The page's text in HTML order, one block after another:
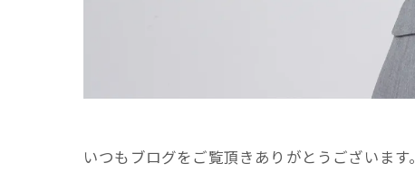
いつもブログをご覧頂きありがとうございます。